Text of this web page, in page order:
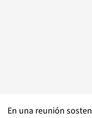
En una reunión